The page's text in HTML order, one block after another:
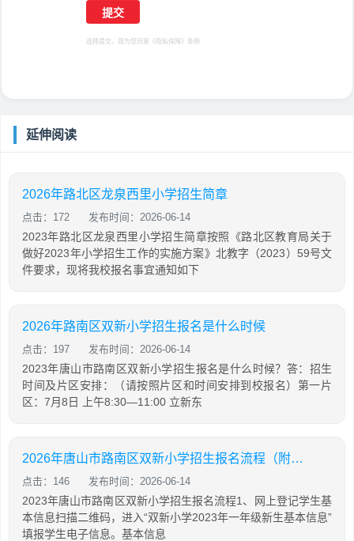
选择提交，视为您同意 《隐私保障》 条例
延伸阅读
2026年路北区龙泉西里小学招生简章
点击：172 发布时间：2026-06-14
2023年路北区龙泉西里小学招生简章按照《路北区教育局关于
做好2023年小学招生工作的实施方案》北教字（2023）59号文
件要求，现将我校报名事宜通知如下
2026年路南区双新小学招生报名是什么时候
点击：197 发布时间：2026-06-14
2023年唐山市路南区双新小学招生报名是什么时候？答：招生
时间及片区安排：（请按照片区和时间安排到校报名）第一片
区：7月8日 上午8:30—11:00 立新东
2026年唐山市路南区双新小学招生报名流程（附入口）
点击：146 发布时间：2026-06-14
2023年唐山市路南区双新小学招生报名流程1、网上登记学生基
本信息扫描二维码，进入“双新小学2023年一年级新生基本信息”
填报学生电子信息。基本信息